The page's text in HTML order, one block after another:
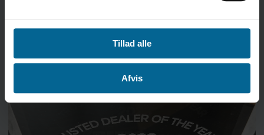
Tillad alle
Afvis